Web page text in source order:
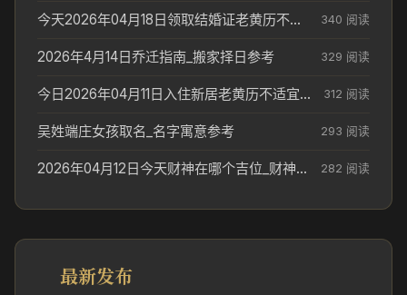
今天2026年04月18日领取结婚证老黄历不适合吗_领证日期参考 340 阅读
2026年4月14日乔迁指南_搬家择日参考 329 阅读
今日2026年04月11日入住新居老黄历不适宜吗_搬家择日参考 312 阅读
吴姓端庄女孩取名_名字寓意参考 293 阅读
2026年04月12日今天财神在哪个吉位_财神方位参考 282 阅读
最新发布